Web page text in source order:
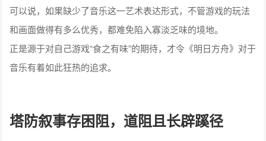
可以说，如果缺少了音乐这一艺术表达形式，不管游戏的玩法
和画面做得有多么优秀，都难免陷入寡淡乏味的境地。
正是源于对自己游戏“食之有味”的期待，才令《明日方舟》对于
音乐有着如此狂热的追求。
塔防叙事存困阻，道阻且长辟蹊径